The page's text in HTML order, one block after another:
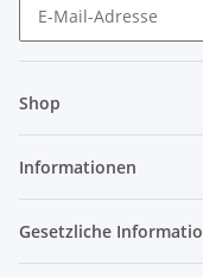
Shop
Informationen
Gesetzliche